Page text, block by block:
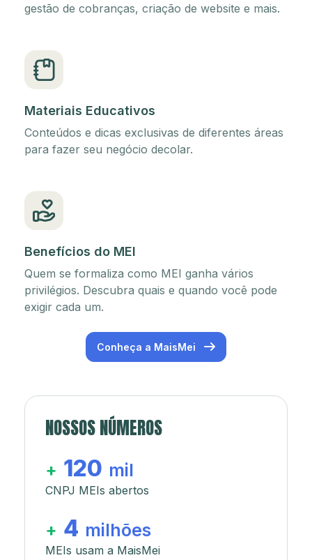
gestão de cobranças, criação de website e mais.
Materiais Educativos
Conteúdos e dicas exclusivas de diferentes áreas
para fazer seu negócio decolar.
Benefícios do MEI
Quem se formaliza como MEI ganha vários
privilégios. Descubra quais e quando você pode
exigir cada um.
Conheça a MaisMei
NOSSOS NÚMEROS
+ 120 mil
CNPJ MEIs abertos
+ 4 milhões
MEIs usam a MaisMei